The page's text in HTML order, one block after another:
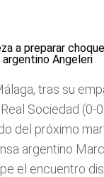
tras su
Sociedad (0-
del próximo
argentino
el encuentro